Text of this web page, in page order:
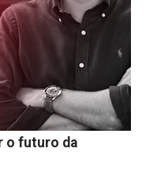
o futuro da